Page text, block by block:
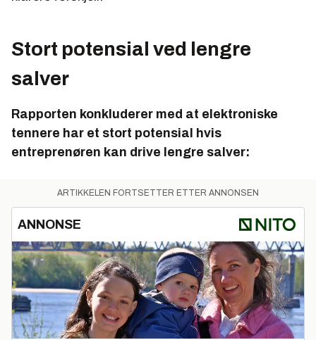
Stort potensial ved lengre
salver
Rapporten konkluderer med at elektroniske
tennere har et stort potensial hvis
entreprenøren kan drive lengre salver:
ARTIKKELEN FORTSETTER ETTER ANNONSEN
ANNONSE